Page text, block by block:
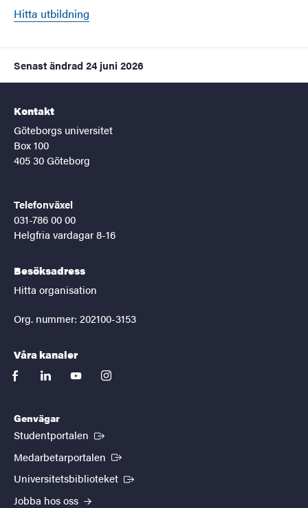
Hitta utbildning
Senast ändrad 24 juni 2026
Kontakt
Göteborgs universitet
Box 100
405 30 Göteborg
Telefonväxel
031-786 00 00
Helgfria vardagar 8-16
Besöksadress
Hitta organisation
Org. nummer: 202100-3153
Våra kanaler
facebooklinkedinyoutubeinstagram
Genvägar
Studentportalen (Extern länk)
Medarbetarportalen (Extern länk)
Universitetsbiblioteket (Extern länk)
Jobba hos oss